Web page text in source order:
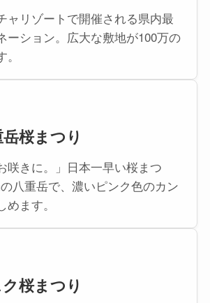
ャリゾートで開催される県内最
ーション。広大な敷地が100万の
桜まつり
咲きに。」日本一早い桜まつ
八重岳で、濃いピンク色のカン
ます。
桜まつり